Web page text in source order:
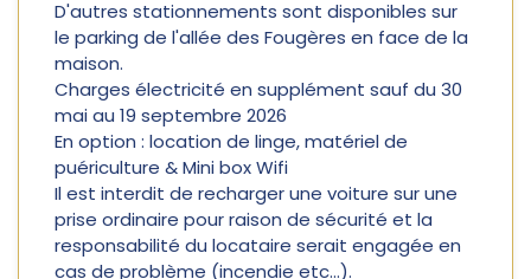
D'autres stationnements sont disponibles sur
le parking de l'allée des Fougères en face de la
maison.
Charges électricité en supplément sauf du 30
mai au 19 septembre 2026
En option : location de linge, matériel de
puériculture & Mini box Wifi
Il est interdit de recharger une voiture sur une
prise ordinaire pour raison de sécurité et la
responsabilité du locataire serait engagée en
cas de problème (incendie etc...).